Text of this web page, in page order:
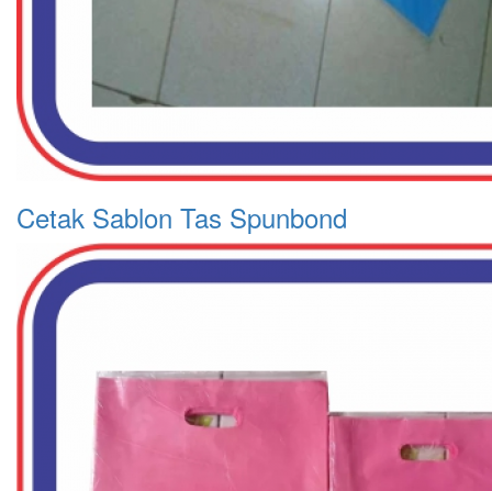
Cetak Sablon Tas Spunbond